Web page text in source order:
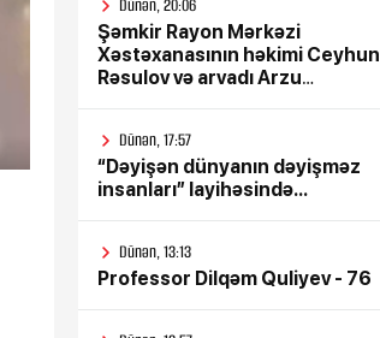
Dünən, 20:06
Şəmkir Rayon Mərkəzi
Xəstəxanasının həkimi Ceyhun
Rəsulov və arvadı Arzu
ölümü ilə bağlı Şəmkir rayon
prokrurluğunda araşdırma
aparılır
Dünən, 17:57
“Dəyişən dünyanın dəyişməz
insanları” layihəsində...
Dünən, 13:13
Professor Dilqəm Quliyev - 76